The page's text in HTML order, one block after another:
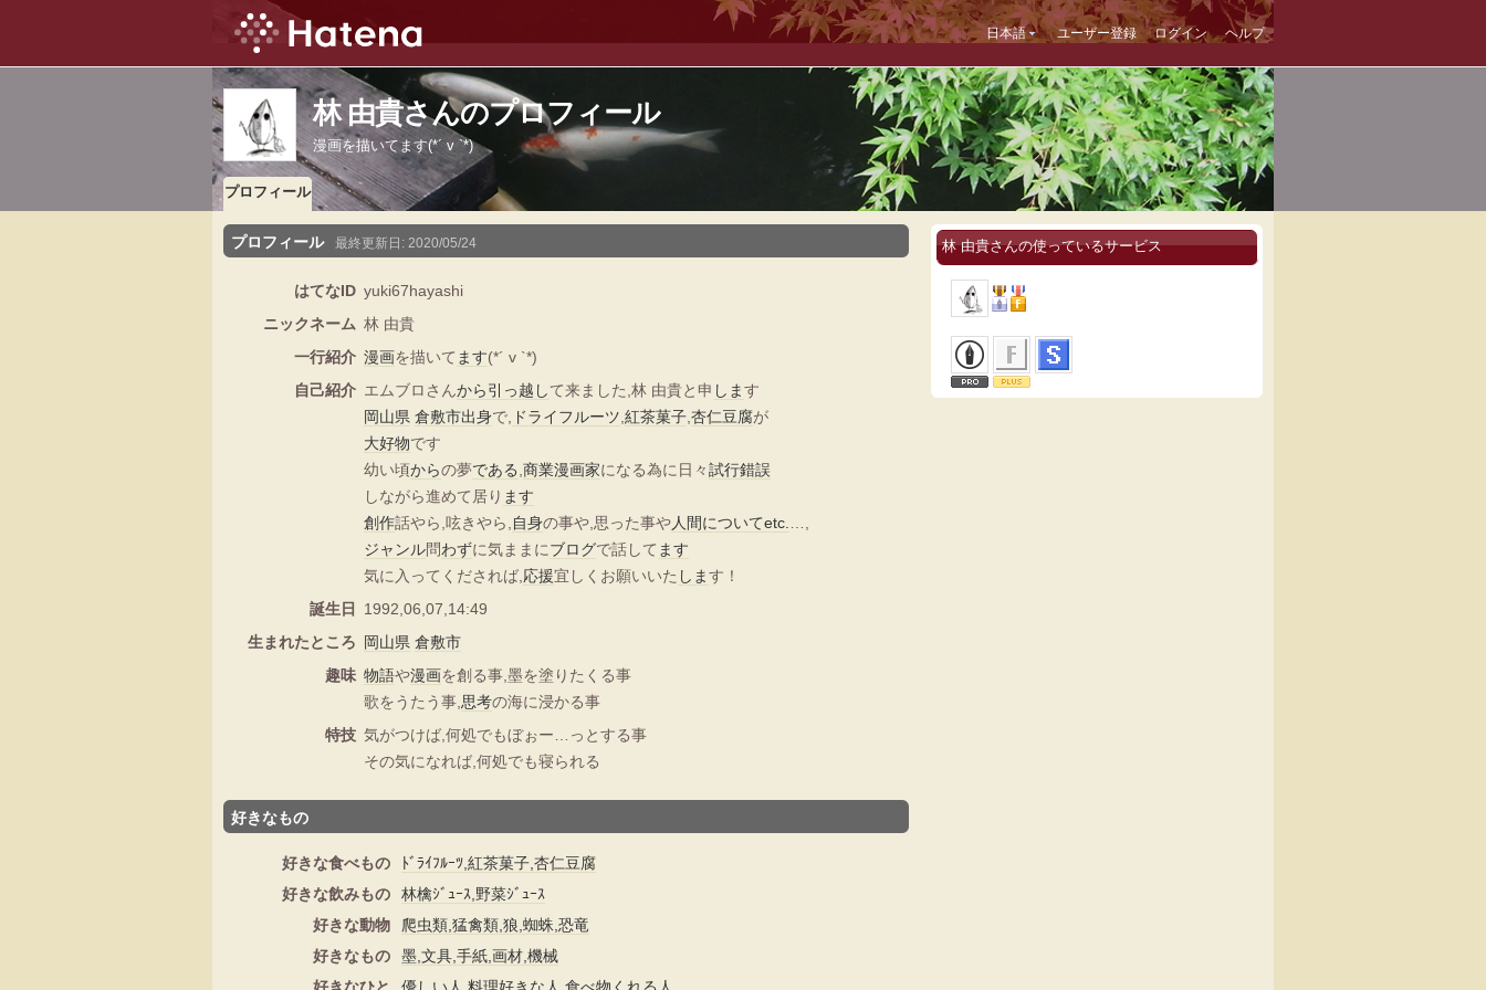
日本語 ユーザー登録 ログイン ヘルプ
林 由貴さんのプロフィール
漫画を描いてます(*´ v `*)
プロフィール
プロフィール 最終更新日: 2020/05/24
はてなID yuki67hayashi
ニックネーム 林 由貴
一行紹介 漫画を描いて ます(*´ v `*)
自己紹介 エムブロさんから引っ越して来ました,林 由貴と申 します
岡山県 倉敷市出身で, ドライフルーツ,紅茶菓子,杏仁豆腐が
大好物です
幼い頃からの夢である,商業漫画家になる為に日々試行錯誤
しながら進めて居り ます
創作話やら,呟きやら,自身の事や,思った事や人間についてetc.…,
ジャンル問わずに気ままにブログで話して ます
気に入ってくだされば,応援宜しくお願いいた します！
誕生日
1992,06,07,14:49
生まれたところ
岡山県 倉敷市
趣味 物語や漫画を創る事,墨を塗りたくる事
歌をうたう事,思考の海に浸かる事
特技 気がつけば,何処でもぼぉー…っとする事
その気になれば,何処でも寝られる
好きなもの
好きな食べもの
ﾄﾞﾗｲﾌﾙｰﾂ,紅茶菓子,杏仁豆腐
好きな飲みもの
林檎ｼﾞｭｰｽ,野菜ｼﾞｭｰｽ
好きな動物
爬虫類,猛禽類,狼,蜘蛛,恐竜
好きなもの
墨,文具,手紙,画材,機械
林 由貴さんの使っているサービス